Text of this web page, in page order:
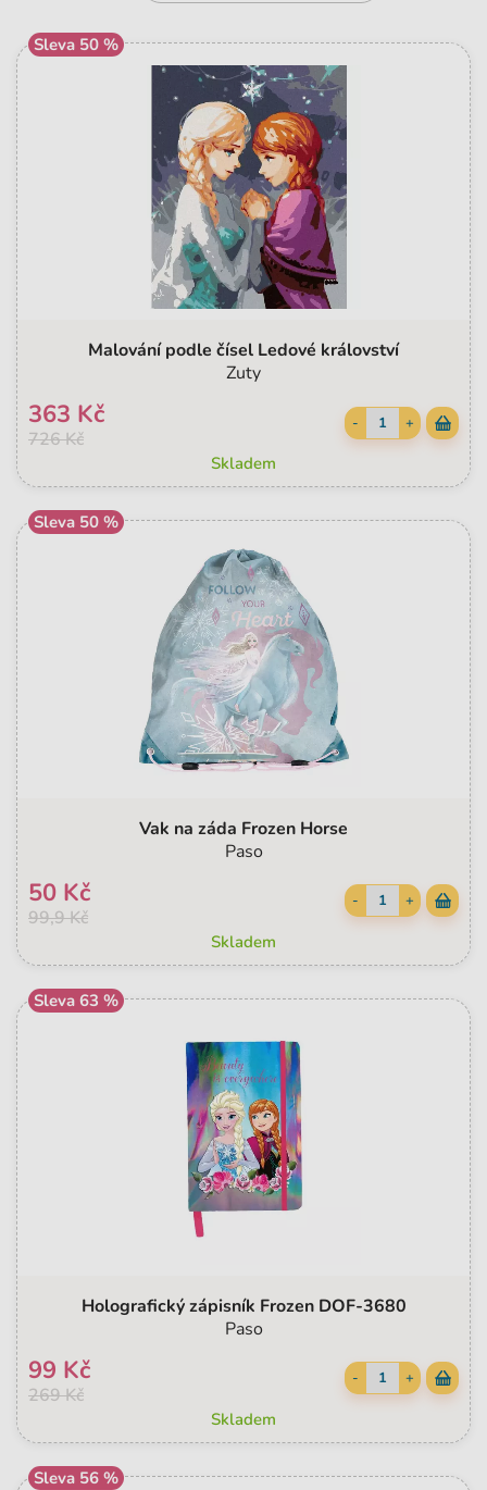
Sleva 50 %
Malování podle čísel Ledové království
Zuty
726 Kč
363 Kč - +
Skladem
Sleva 50 %
Vak na záda Frozen Horse
Paso
99,9 Kč
50 Kč - +
Skladem
Sleva 63 %
Holografický zápisník Frozen DOF-3680
Paso
269 Kč
99 Kč - +
Skladem
Sleva 56 %